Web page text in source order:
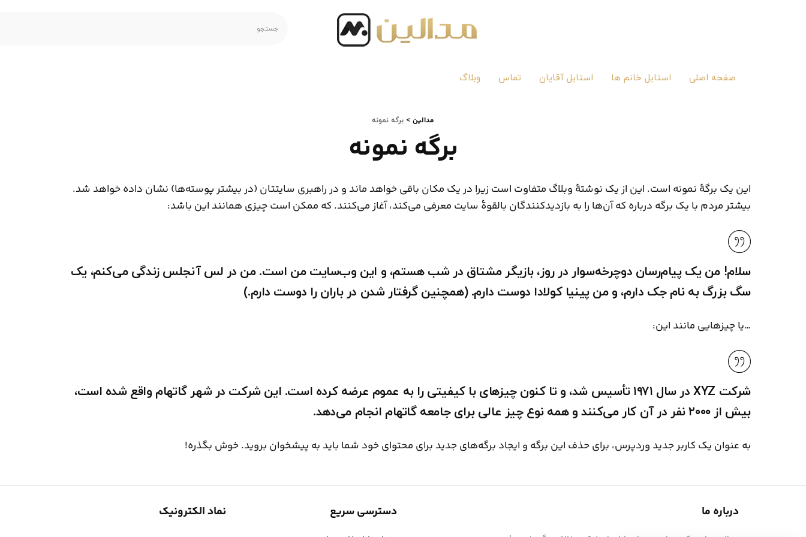
صفحه اصلی استایل خانم ها استایل آقایان تماس وبلاگ
مدالین > برگه نمونه
برگه نمونه
این یک برگهٔ نمونه است. این از یک نوشتهٔ وبلاگ متفاوت است زیرا در یک مکان باقی خواهد ماند و در راهبری سایتتان (در بیشتر پوسته‌ها) نشان داده خواهد شد.
بیشتر مردم با یک برگه درباره که آن‌ها را به بازدیدکنندگان بالقوهٔ سایت معرفی می‌کند، آغاز می‌کنند. که ممکن است چیزی همانند این باشد:
سلام! من یک پیام‌رسان دوچرخه‌سوار در روز، بازیگر مشتاق در شب هستم، و این وب‌سایت من است. من در لس آنجلس زندگی می‌کنم، یک
سگ بزرگ به نام جک دارم، و من پینیا کولادا دوست دارم. (همچنین گرفتار شدن در باران را دوست دارم.)
…یا چیزهایی مانند این:
شرکت XYZ در سال ۱۹۷۱ تأسیس شد، و تا کنون چیزهای با کیفیتی را به عموم عرضه کرده است. این شرکت در شهر گاتهام واقع شده است،
بیش از ۲۰۰۰ نفر در آن کار می‌کنند و همه نوع چیز عالی برای جامعه گاتهام انجام می‌دهد.
به عنوان یک کاربر جدید وردپرس، برای حذف این برگه و ایجاد برگه‌های جدید برای محتوای خود شما باید به پیشخوان بروید. خوش بگذره!
درباره ما دسترسی سریع نماد الکترونیک